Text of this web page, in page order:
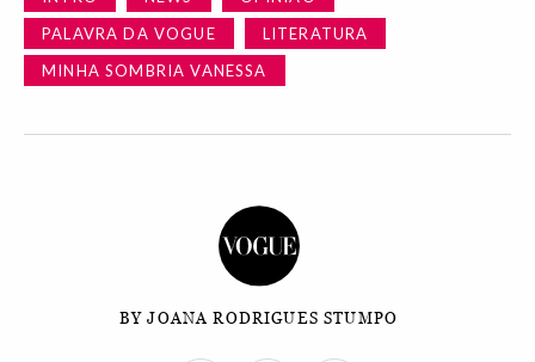
PALAVRA DA VOGUE
LITERATURA
MINHA SOMBRIA VANESSA
BY JOANA RODRIGUES STUMPO